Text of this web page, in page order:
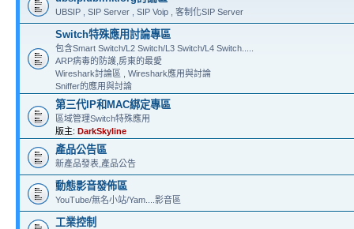
UBSIP , SIP Server , SIP Voip , 客制化SIP Server
Switch特殊應用討論專區
包含Smart Switch/L2 Switch/L3 Switch/L4 Switch.....
ARP病毒的防護,房東的最愛
Wireshark討論區 , Wireshark應用與討論
Sniffer的應用與討論
第三代IP和MAC綁定專區
區域管理Switch特殊應用
版主: DarkSkyline
產品公告區
新產品發表,產品公告
動態影音發佈區
YouTube/無名小站/Yam....影音區
工業控制